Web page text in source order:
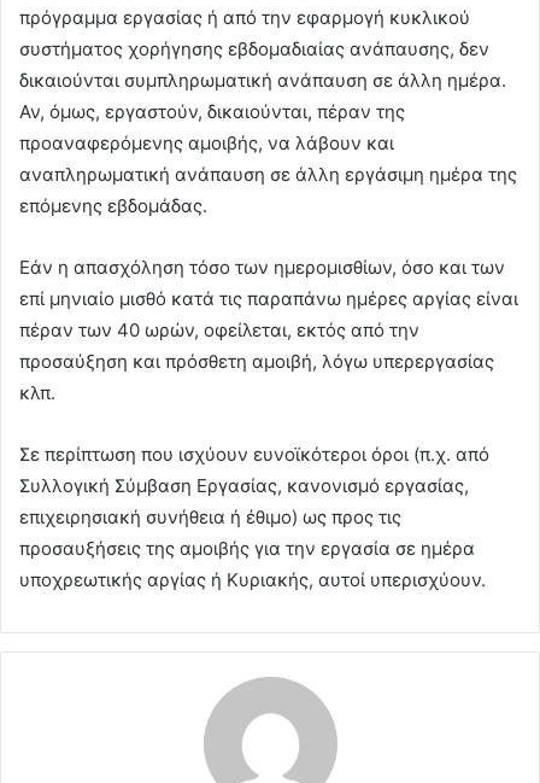
πρόγραμμα εργασίας ή από την εφαρμογή κυκλικού
συστήματος χορήγησης εβδομαδιαίας ανάπαυσης, δεν
δικαιούνται συμπληρωματική ανάπαυση σε άλλη ημέρα.
Αν, όμως, εργαστούν, δικαιούνται, πέραν της
προαναφερόμενης αμοιβής, να λάβουν και
αναπληρωματική ανάπαυση σε άλλη εργάσιμη ημέρα της
επόμενης εβδομάδας.
Εάν η απασχόληση τόσο των ημερομισθίων, όσο και των
επί μηνιαίο μισθό κατά τις παραπάνω ημέρες αργίας είναι
πέραν των 40 ωρών, οφείλεται, εκτός από την
προσαύξηση και πρόσθετη αμοιβή, λόγω υπερεργασίας
κλπ.
Σε περίπτωση που ισχύουν ευνοϊκότεροι όροι (π.χ. από
Συλλογική Σύμβαση Εργασίας, κανονισμό εργασίας,
επιχειρησιακή συνήθεια ή έθιμο) ως προς τις
προσαυξήσεις της αμοιβής για την εργασία σε ημέρα
υποχρεωτικής αργίας ή Κυριακής, αυτοί υπερισχύουν.